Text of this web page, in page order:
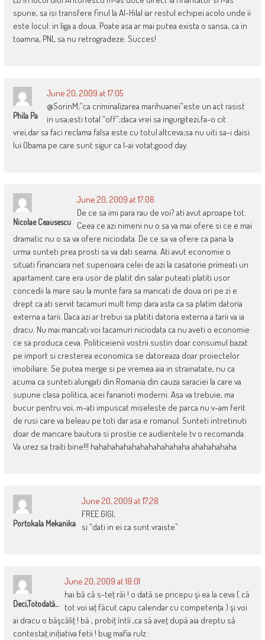
spune, sa isi transfere finul la Al-Hilal iar restul echipei acolo unde ii
este locul: in liga a doua. Poate asa ar mai putea exista o sansa, ca in
toamna, PNL sa nu retrogradeze. Succes!
Phila Pa
June 20, 2009 at 17:05
@SorinM;”ca criminalizarea marihuanei”este un act rasist
in usa;esti total “off”;daca vrei sa ingurgitezi,fa-o cit
vrei,dar sa faci reclama falsa este cu totul altceva;sa nu uiti sa-i daisi
lui Obama pe care sunt sigur ca l-ai votat;good day.
Nicolae Ceausescu
June 20, 2009 at 17:08
De ce sa imi para rau de voi? ati avut aproape tot.
Ceea ce azi nimeni nu o sa va mai ofere si ce e mai
dramatic nu o sa va ofere niciodata. De ce sa va ofere ca pana la
urma sunteti prea prosti sa va dati seama. Ati avut economie o
situati financiara net superioara celei de azi la casatorie primeati un
apartament care era usor de platit din salar puteati platiti usor
concedii la mare sau la munte fara sa mancati de doua ori pe zi e
drept ca ati servit tacamuri mult timp dara asta ca sa platim datoria
externa a tarii. Daca azi ar trebui sa platiti datoria externa a tarii va ia
dracu. Nu mai mancati voi tacamuri niciodata ca nu aveti o economie
ce sa produca ceva. Politiceienii vostrii sustin doar consumul bazat
pe import si cresterea economica se datoreaza doar proiectelor
imobiliare. Se putea merge si pe vremea aia in strainatate, nu ca
acuma ca sunteti alungati din Romania din cauza saraciei la care va
supune clasa politica, acei fanarioti moderni. Asa va trebuie, ma
bucur pentru voi, m-ati impuscat miseleste de parca nu v-am ferit
de rusi care va beleau pe toti dar asa e romanul. Sunteti intretinuti
doar de mancare bautura si prostie ce audientele tv o recomanda.
Va urez sa traiti bine!!! hahahahahahahahahahahaha ahahahahaha
Portokala Mekanika
June 20, 2009 at 17:28
FREE GIGI,
si “dati in ei ca sunt vraiste”
Deci,totodată...
June 20, 2009 at 18:01
hai bă că s-teţ răi ! o dată se pricepu şi ea la ceva ( că
tot voi iaţ făcut capu calendar cu competenţa ) şi voi
ai dracu o băşcăliţ ! bă , probiţ întîi ,ca să aveţ după aia dreptu să
contestaţ iniţiativa fetii ! bug mafia rulz :